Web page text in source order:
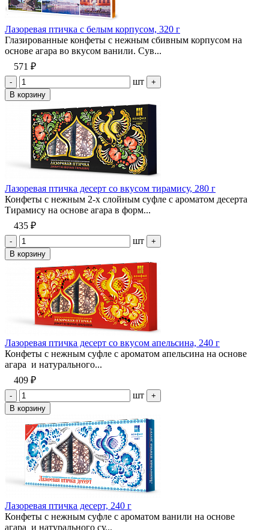
Лазоревая птичка с белым корпусом, 320 г
Глазированные конфеты с нежным сбивным корпусом на
основе агара во вкусом ванили. Сув...
571 ₽
- шт
+
В корзину
Лазоревая птичка десерт со вкусом тирамису, 280 г
Конфеты с нежным 2-х слойным суфле с ароматом десерта
Тирамису на основе агара в форм...
435 ₽
- шт
+
В корзину
Лазоревая птичка десерт со вкусом апельсина, 240 г
Конфеты с нежным суфле с ароматом апельсина на основе
агара и натурального...
409 ₽
- шт
+
В корзину
Лазоревая птичка десерт, 240 г
Конфеты с нежным суфле с ароматом ванили на основе
агара и натурального су...